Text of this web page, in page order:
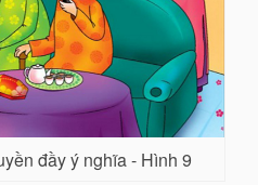
đầy ý nghĩa - Hình 9